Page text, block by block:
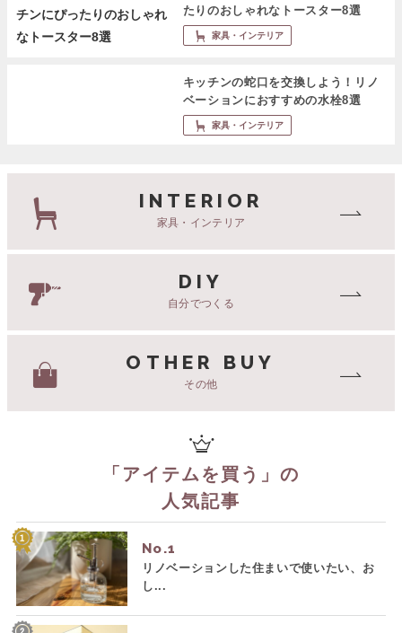
たりのおしゃれなトースター8選
家具・インテリア
キッチンの蛇口を交換しよう！リノ
ベーションにおすすめの水栓8選
家具・インテリア
INTERIOR
家具・インテリア
DIY
自分でつくる
OTHER BUY
その他
「 アイテムを買う 」の
人気記事
No.
リノベーションした住まいで使いたい、お
し...